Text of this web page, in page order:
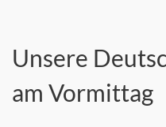
Unsere
am Vormittag